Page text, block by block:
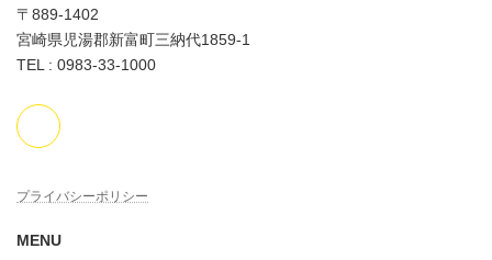
〒889-1402
宮崎県児湯郡新富町三納代1859-1
TEL : 0983-33-1000
プライバシーポリシー
MENU